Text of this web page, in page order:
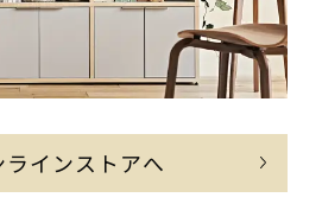
ラインストアへ